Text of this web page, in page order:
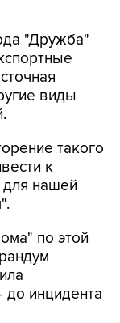
"Дружба"
виды
такого
к
для нашей
по этой
до инцидента